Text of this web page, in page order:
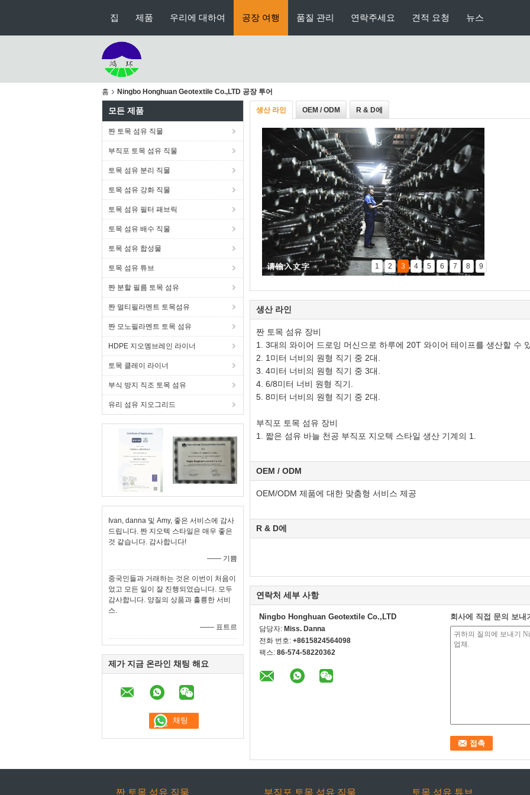
집 제품 우리에 대하여 공장 여행 품질 관리 연락주세요 견적 요청 뉴스
홈 Ningbo Honghuan Geotextile Co.,LTD 공장 투어
모든 제품
짠 토목 섬유 직물
부직포 토목 섬유 직물
토목 섬유 분리 직물
토목 섬유 강화 직물
토목 섬유 필터 패브릭
토목 섬유 배수 직물
토목 섬유 합성물
토목 섬유 튜브
짠 분할 필름 토목 섬유
짠 멀티필라멘트 토목섬유
짠 모노필라멘트 토목 섬유
HDPE 지오멤브레인 라이너
토목 클레이 라이너
부식 방지 직조 토목 섬유
유리 섬유 지오그리드
Ivan, danna 및 Amy, 좋은 서비스에 감사
드립니다. 짠 지오텍 스타일은 매우 좋은
것 같습니다. 감사합니다!
—— 기쁨
중국인들과 거래하는 것은 이번이 처음이
었고 모든 일이 잘 진행되었습니다. 모두
감사합니다. 양질의 상품과 훌륭한 서비
스.
—— 표트르
제가 지금 온라인 채팅 해요
생산 라인 OEM / ODM R & D에
1 2 3 4 5 6 7 8 9
생산 라인
짠 토목 섬유 장비
1. 3대의 와이어 드로잉 머신으로 하루에 20T 와이어 테이프를 생산할 수
2. 1미터 너비의 원형 직기 중 2대.
3. 4미터 너비의 원형 직기 중 3대.
4. 6/8미터 너비 원형 직기.
5. 8미터 너비의 원형 직기 중 2대.
부직포 토목 섬유 장비
1. 짧은 섬유 바늘 천공 부직포 지오텍 스타일 생산 기계의 1.
OEM / ODM
OEM/ODM 제품에 대한 맞춤형 서비스 제공
R & D에
연락처 세부 사항
Ningbo Honghuan Geotextile Co.,LTD
담당자: Miss. Danna
전화 번호: +8615824564098
팩스: 86-574-58220362
회사에 직접 문의 보내
짠 토목 섬유 직물 부직포 토목 섬유 직물 토목 섬유 튜브